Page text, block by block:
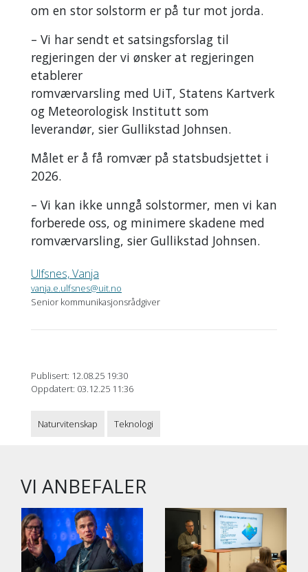
om en stor solstorm er på tur mot jorda.
– Vi har sendt et satsingsforslag til
regjeringen der vi ønsker at regjeringen
etablerer
romværvarsling med UiT, Statens Kartverk
og Meteorologisk Institutt som
leverandør, sier Gullikstad Johnsen.
Målet er å få romvær på statsbudsjettet i
2026.
– Vi kan ikke unngå solstormer, men vi kan
forberede oss, og minimere skadene med
romværvarsling, sier Gullikstad Johnsen.
Ulfsnes, Vanja
vanja.e.ulfsnes@uit.no
Senior kommunikasjonsrådgiver
Publisert: 12.08.25 19:30
Oppdatert: 03.12.25 11:36
Naturvitenskap Teknologi
VI ANBEFALER